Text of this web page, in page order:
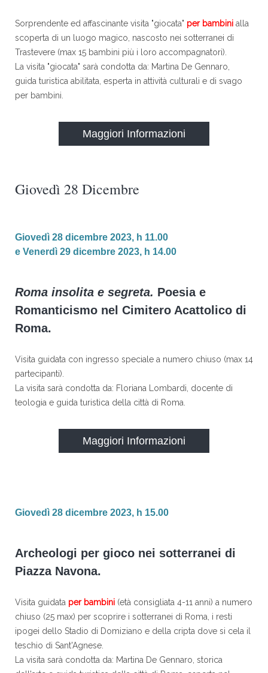
Sorprendente ed affascinante visita "giocata" per bambini alla
scoperta di un luogo magico, nascosto nei sotterranei di
Trastevere (max 15 bambini più i loro accompagnatori).
La visita "giocata" sarà condotta da: Martina De Gennaro,
guida turistica abilitata, esperta in attività culturali e di svago
per bambini.
Maggiori Informazioni
Giovedì 28 Dicembre
Giovedì 28 dicembre 2023, h 11.00
e Venerdì 29 dicembre 2023, h 14.00
Roma insolita e segreta. Poesia e
Romanticismo nel Cimitero Acattolico di
Roma.
Visita guidata con ingresso speciale a numero chiuso (max 14
partecipanti).
La visita sarà condotta da: Floriana Lombardi, docente di
teologia e guida turistica della città di Roma.
Maggiori Informazioni
Giovedì 28 dicembre 2023, h 15.00
Archeologi per gioco nei sotterranei di
Piazza Navona.
Visita guidata per bambini (età consigliata 4-11 anni) a numero
chiuso (25 max) per scoprire i sotterranei di Roma, i resti
ipogei dello Stadio di Domiziano e della cripta dove si cela il
teschio di Sant'Agnese.
La visita sarà condotta da: Martina De Gennaro, storica